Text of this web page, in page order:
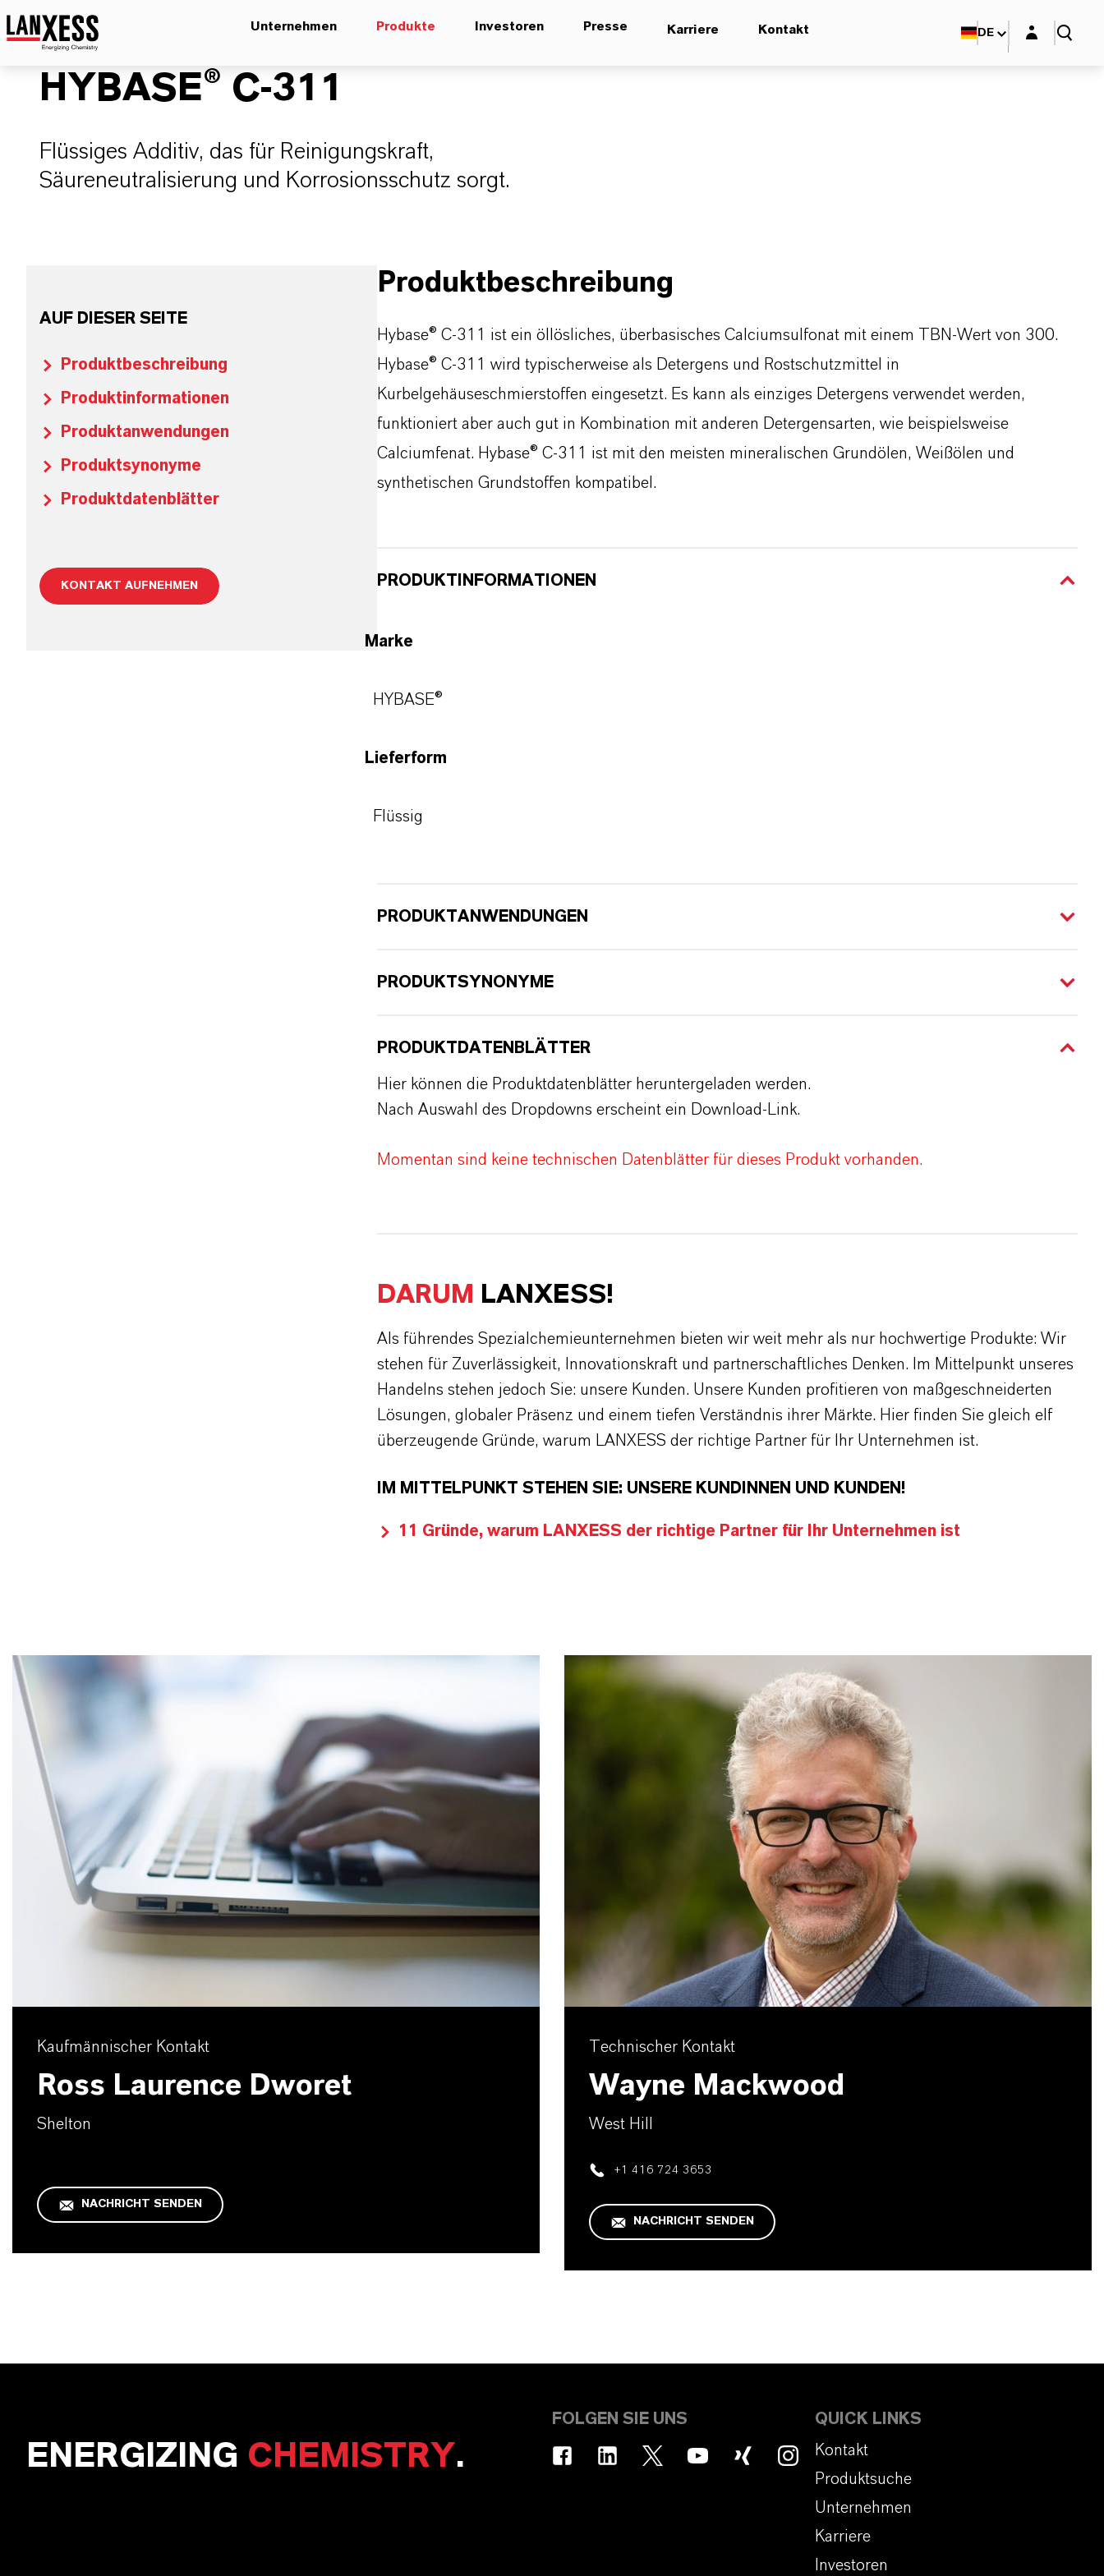
Unternehmen Produkte Investoren Presse Karriere Kontakt DE Login-Maske
HYBASE® C-311
Flüssiges Additiv, das für Reinigungskraft,
Säureneutralisierung und Korrosionsschutz sorgt.
AUF DIESER SEITE
Produktbeschreibung
Produktinformationen
Produktanwendungen
Produktsynonyme
Produktdatenblätter
KONTAKT AUFNEHMEN
Produktbeschreibung
Hybase® C-311 ist ein öllösliches, überbasisches Calciumsulfonat mit einem TBN-Wert von 300.
Hybase® C-311 wird typischerweise als Detergens und Rostschutzmittel in
Kurbelgehäuseschmierstoffen eingesetzt. Es kann als einziges Detergens verwendet werden,
funktioniert aber auch gut in Kombination mit anderen Detergensarten, wie beispielsweise
Calciumfenat. Hybase® C-311 ist mit den meisten mineralischen Grundölen, Weißölen und
synthetischen Grundstoffen kompatibel.
PRODUKTINFORMATIONEN
Marke
HYBASE®
Lieferform
Flüssig
PRODUKTANWENDUNGEN
PRODUKTSYNONYME
PRODUKTDATENBLÄTTER
Hier können die Produktdatenblätter heruntergeladen werden.
Nach Auswahl des Dropdowns erscheint ein Download-Link.
Momentan sind keine technischen Datenblätter für dieses Produkt vorhanden.
DARUM LANXESS!
Als führendes Spezialchemieunternehmen bieten wir weit mehr als nur hochwertige Produkte: Wir
stehen für Zuverlässigkeit, Innovationskraft und partnerschaftliches Denken. Im Mittelpunkt unseres
Handelns stehen jedoch Sie: unsere Kunden. Unsere Kunden profitieren von maßgeschneiderten
Lösungen, globaler Präsenz und einem tiefen Verständnis ihrer Märkte. Hier finden Sie gleich elf
überzeugende Gründe, warum LANXESS der richtige Partner für Ihr Unternehmen ist.
IM MITTELPUNKT STEHEN SIE: UNSERE KUNDINNEN UND KUNDEN!
11 Gründe, warum LANXESS der richtige Partner für Ihr Unternehmen ist
Kaufmännischer Kontakt
Ross Laurence Dworet
Shelton
NACHRICHT SENDEN
Technischer Kontakt
Wayne Mackwood
West Hill
+1 416 724 3653
NACHRICHT SENDEN
ENERGIZING CHEMISTRY.
FOLGEN SIE UNS
QUICK LINKS
Kontakt
Produktsuche
Unternehmen
Karriere
Investoren